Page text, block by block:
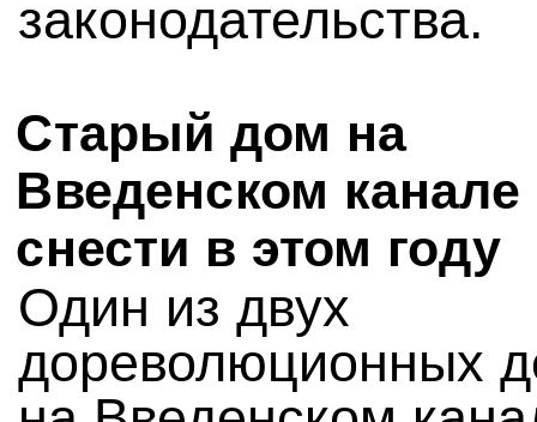
законодательства.
Старый дом на
Введенском канале
снести в этом году
Один из двух
дореволюционных